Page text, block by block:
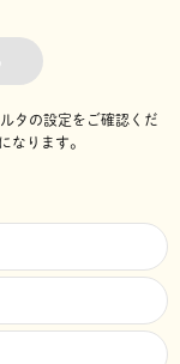
タの設定をご確認くだ
になります。